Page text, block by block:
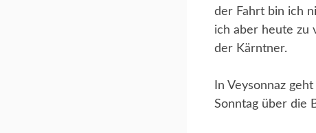
der Fahrt bin ich
ich aber heute zu
der Kärntner.
In Veysonnaz
Sonntag über die